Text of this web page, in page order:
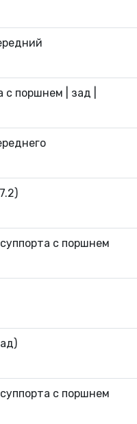
с поршнем | зад |
с поршнем
с поршнем